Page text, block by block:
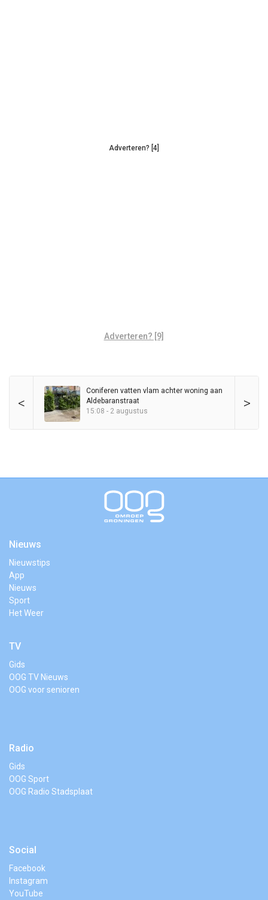
Adverteren? [4]
Adverteren? [9]
< >
Coniferen vatten vlam achter woning aan
Aldebaranstraat
15:08 - 2 augustus
Nieuws
Nieuwstips
App
Nieuws
Sport
Het Weer
TV
Gids
OOG TV Nieuws
OOG voor senioren
Radio
Gids
OOG Sport
OOG Radio Stadsplaat
Social
Facebook
Instagram
YouTube